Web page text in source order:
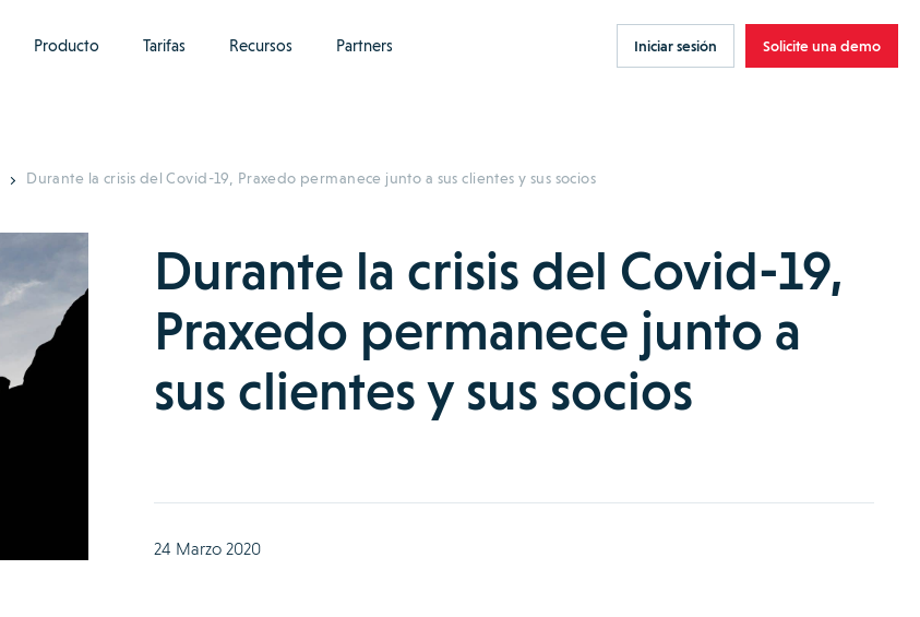
Producto Tarifas Recursos Partners Iniciar sesión Solicite una demo
Durante la crisis del Covid-19, Praxedo permanece junto a sus clientes y sus socios
Durante la crisis del Covid-19,
Praxedo permanece junto a
sus clientes y sus socios
24 Marzo 2020